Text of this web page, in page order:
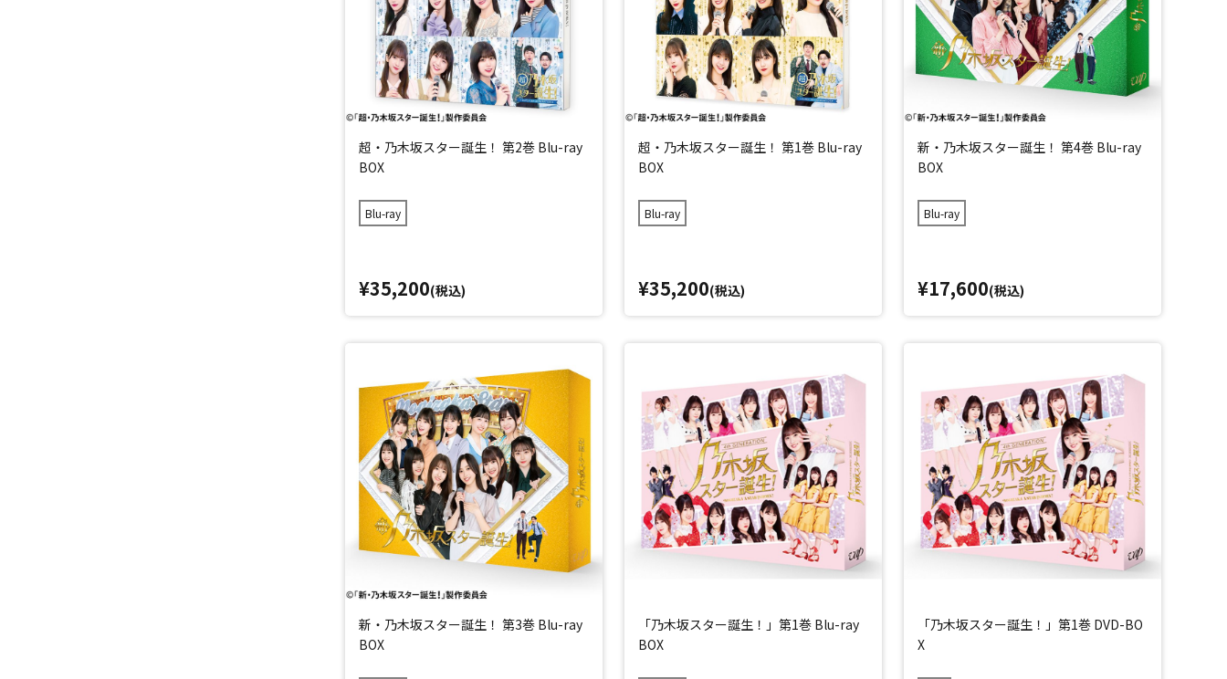
超・乃木坂スター誕生！ 第2巻 Blu-ray
BOX
Blu-ray
¥35,200(税込)
超・乃木坂スター誕生！ 第1巻 Blu-ray
BOX
Blu-ray
¥35,200(税込)
新・乃木坂スター誕生！ 第4巻 Blu-ray
BOX
Blu-ray
¥17,600(税込)
新・乃木坂スター誕生！ 第3巻 Blu-ray
BOX
「乃木坂スター誕生！」第1巻 Blu-ray
BOX
「乃木坂スター誕生！」第1巻 DVD-BO
X